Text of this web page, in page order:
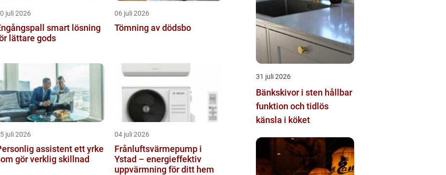
juli 2026
smart lösning
lättare gods
06 juli 2026
Tömning av dödsbo
juli 2026
assistent ett yrke
gör verklig skillnad
04 juli 2026
Frånluftsvärmepump i
Ystad – energieffektiv
uppvärmning för ditt hem
31 juli 2026
Bänkskivor i sten hållbar
funktion och tidlös
känsla i köket